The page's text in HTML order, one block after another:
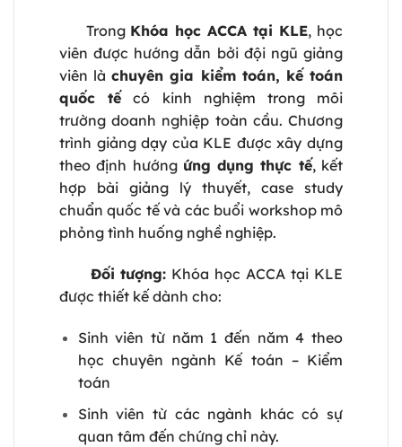
Trong Khóa học ACCA tại KLE, học
viên được hướng dẫn bởi đội ngũ giảng
viên làchuyên gia kiểm toán, kế toán
quốc tế có kinh nghiệm trong môi
trường doanh nghiệp toàn cầu. Chương
trình giảng dạy của KLE được xây dựng
theo định hướng ứng dụng thực tế, kết
hợp bài giảng lý thuyết, case study
chuẩn quốc tế và các buổi workshop mô
phỏng tình huống nghề nghiệp.
Đối tượng: Khóa học ACCA tại KLE
được thiết kế dành cho:
Sinh viên từ năm 1 đến năm 4 theo
học chuyên ngành Kế toán – Kiểm
toán
Sinh viên từ các ngành khác có sự
quan tâm đến chứng chỉ này.